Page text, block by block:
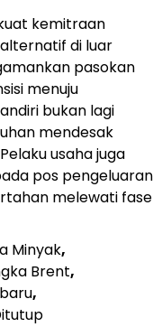
kemitraan
di luar
pasokan
menuju
bukan lagi
mendesak
usaha juga
pos pengeluaran
melewati fase
Minyak,
Brent,
,